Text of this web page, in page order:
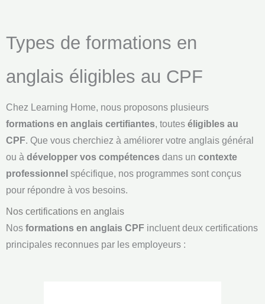
Types de formations en
anglais éligibles au CPF
Chez Learning Home, nous proposons plusieurs
formations en anglais certifiantes, toutes éligibles au
CPF. Que vous cherchiez à améliorer votre anglais général
ou à développer vos compétences dans un contexte
professionnel spécifique, nos programmes sont conçus
pour répondre à vos besoins.
Nos certifications en anglais
Nos formations en anglais CPF incluent deux certifications
principales reconnues par les employeurs :